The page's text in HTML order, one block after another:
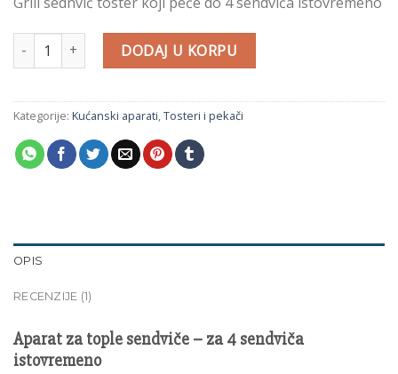
ocene
Aparat za tople sendviče količina
DODAJ U KORPU
Kategorije: Kućanski aparati Tosteri i pekači
OPIS
RECENZIJE (1)
Aparat za tople sendviče – za 4 sendviča
istovremeno